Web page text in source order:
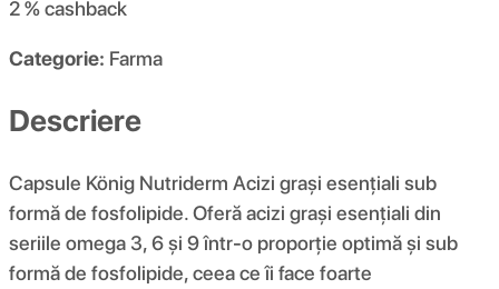
2 %cashback
Categorie: Farma
Descriere
Capsule König Nutriderm Acizi grași esențiali sub
formă de fosfolipide. Oferă acizi grași esențiali din
seriile omega 3, 6 și 9 într-o proporție optimă și sub
formă de fosfolipide, ceea ce îi face foarte